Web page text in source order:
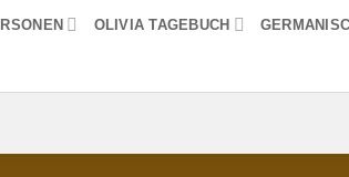
OLIVIA TAGEBUCH